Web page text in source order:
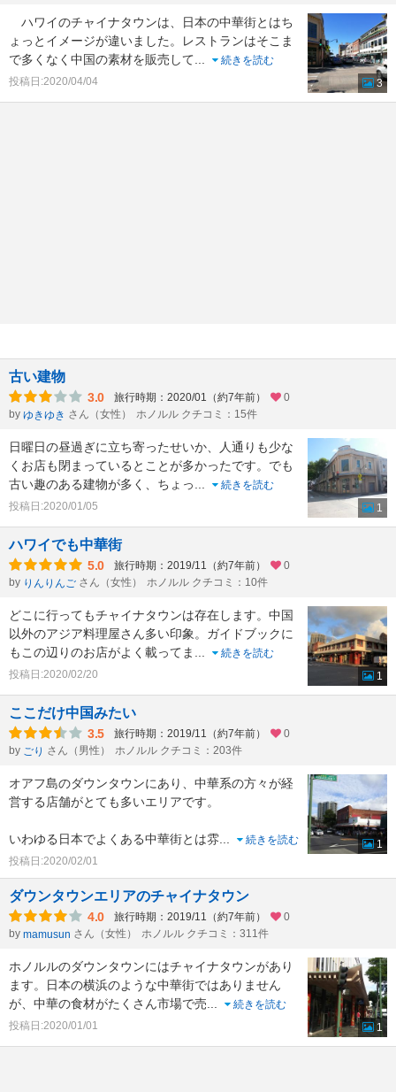
ハワイのチャイナタウンは、日本の中華街とはち
ょっとイメージが違いました。レストランはそこま
で多くなく中国の素材を販売して
続きを読む
投稿日:2020/04/04
3
古い建物
3.0 旅行時期：2020/01（約7年前）
0
by ゆきゆき さん（女性） ホノルル クチコミ：15件
日曜日の昼過ぎに立ち寄ったせいか、人通りも少な
くお店も閉まっているとことが多かったです。でも
古い趣のある建物が多く、ちょっ
続きを読む
投稿日:2020/01/05
1
ハワイでも中華街
5.0 旅行時期：2019/11（約7年前）
0
by りんりんご さん（女性） ホノルル クチコミ：10件
どこに行ってもチャイナタウンは存在します。中国
以外のアジア料理屋さん多い印象。ガイドブックに
もこの辺りのお店がよく載ってま
続きを読む
投稿日:2020/02/20
1
ここだけ中国みたい
3.5 旅行時期：2019/11（約7年前）
0
by ごり さん（男性） ホノルル クチコミ：203件
オアフ島のダウンタウンにあり、中華系の方々が経
営する店舗がとても多いエリアです。
いわゆる日本でよくある中華街とは雰
続きを読む
投稿日:2020/02/01
1
ダウンタウンエリアのチャイナタウン
4.0 旅行時期：2019/11（約7年前）
0
by mamusun さん（女性） ホノルル クチコミ：311件
ホノルルのダウンタウンにはチャイナタウンがあり
ます。日本の横浜のような中華街ではありません
が、中華の食材がたくさん市場で売
続きを読む
投稿日:2020/01/01
1